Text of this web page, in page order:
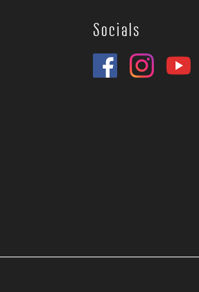
Socials